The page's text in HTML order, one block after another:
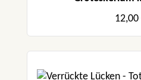
12,00